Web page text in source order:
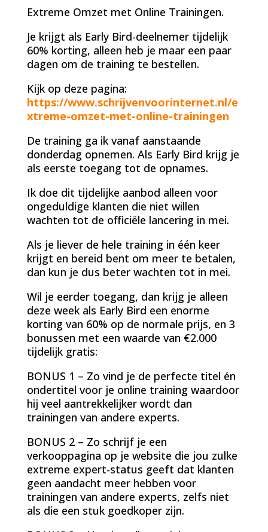
Extreme Omzet met Online Trainingen.
Je krijgt als Early Bird-deelnemer tijdelijk
60% korting, alleen heb je maar een paar
dagen om de training te bestellen.
Kijk op deze pagina:
https://www.schrijvenvoorinternet.nl/e
xtreme-omzet-met-online-trainingen
De training ga ik vanaf aanstaande
donderdag opnemen. Als Early Bird krijg je
als eerste toegang tot de opnames.
Ik doe dit tijdelijke aanbod alleen voor
ongeduldige klanten die niet willen
wachten tot de officiële lancering in mei.
Als je liever de hele training in één keer
krijgt en bereid bent om meer te betalen,
dan kun je dus beter wachten tot in mei.
Wil je eerder toegang, dan krijg je alleen
deze week als Early Bird een enorme
korting van 60% op de normale prijs, en 3
bonussen met een waarde van €2.000
tijdelijk gratis:
BONUS 1 – Zo vind je de perfecte titel én
ondertitel voor je online training waardoor
hij veel aantrekkelijker wordt dan
trainingen van andere experts.
BONUS 2 – Zo schrijf je een
verkooppagina op je website die jou zulke
extreme expert-status geeft dat klanten
geen aandacht meer hebben voor
trainingen van andere experts, zelfs niet
als die een stuk goedkoper zijn.